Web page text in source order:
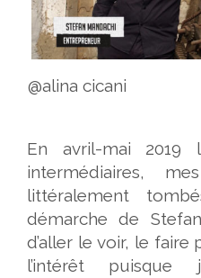
@alina cicani
En avril-mai 2019
intermédiaires,
littéralement
démarche de
d’aller le voir, le faire
l’intérêt puisque